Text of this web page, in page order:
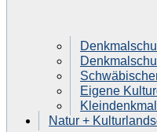
Eigene
Natur +